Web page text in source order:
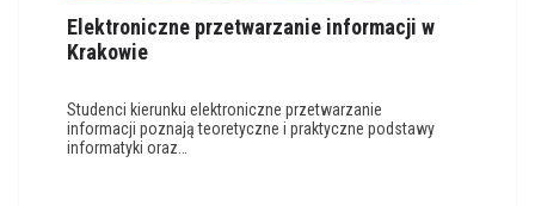
Elektroniczne przetwarzanie informacji w
Krakowie
Studenci kierunku elektroniczne przetwarzanie
informacji poznają teoretyczne i praktyczne podstawy
informatyki oraz…